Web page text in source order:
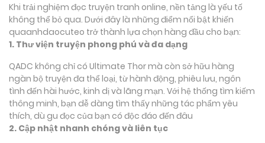
Khi trải nghiệm đọc truyện tranh online, nền tảng là yếu tố
không thể bỏ qua. Dưới đây là những điểm nổi bật khiến
quaanhdaocuteo trở thành lựa chọn hàng đầu cho bạn:
1. Thư viện truyện phong phú và đa dạng
QADC không chỉ có Ultimate Thor mà còn sở hữu hàng
ngàn bộ truyện đa thể loại, từ hành động, phiêu lưu, ngôn
tình đến hài hước, kinh dị và lãng mạn. Với hệ thống tìm kiếm
thông minh, bạn dễ dàng tìm thấy những tác phẩm yêu
thích, dù gu đọc của bạn có độc đáo đến đâu
2. Cập nhật nhanh chóng và liên tục